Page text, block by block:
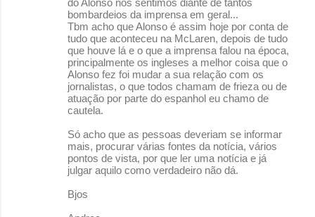
bombardeios da imprensa em geral...
Tbm acho que Alonso é assim hoje por conta de
tudo que aconteceu na McLaren, depois de tudo
que houve lá e o que a imprensa falou na época,
principalmente os ingleses a melhor coisa que o
Alonso fez foi mudar a sua relação com os
jornalistas, o que todos chamam de frieza ou de
atuação por parte do espanhol eu chamo de
cautela.
Só acho que as pessoas deveriam se informar
mais, procurar várias fontes da notícia, vários
pontos de vista, por que ler uma notícia e já
julgar aquilo como verdadeiro não dá.
Bjos